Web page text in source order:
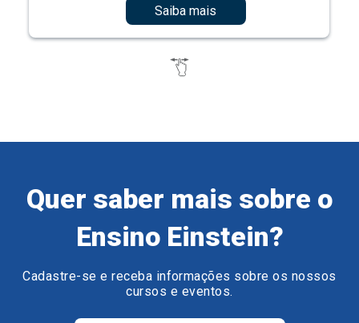
Saiba mais
Quer saber mais sobre o
Ensino Einstein?
Cadastre-se e receba informações sobre os nossos
cursos e eventos.